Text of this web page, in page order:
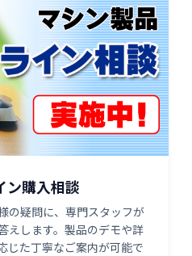
ン購入相談
の疑問に、専門スタッフが
えします。製品のデモや詳
じた丁寧なご案内が可能で